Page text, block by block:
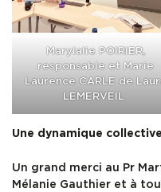
Marylalie POIRIER,
responsable et Marie
Laurence CARLE de
LEMERVEIL
Une dynamique
Un grand merci au Pr
Mélanie Gauthier et à